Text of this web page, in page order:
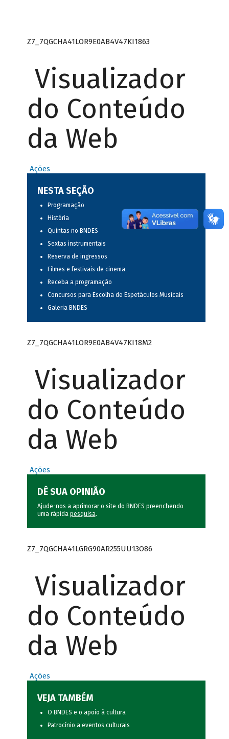
Z7_7QGCHA41LOR9E0AB4V47KI1863
Visualizador
do Conteúdo
da Web
Ações
NESTA SEÇÃO
Programação
História
Quintas no BNDES
Sextas instrumentais
Reserva de ingressos
Filmes e festivais de cinema
Receba a programação
Concursos para Escolha de Espetáculos Musicais
Galeria BNDES
Z7_7QGCHA41LOR9E0AB4V47KI18M2
Visualizador
do Conteúdo
da Web
Ações
DÊ SUA OPINIÃO
Ajude-nos a aprimorar o site do BNDES preenchendo
uma rápida pesquisa.
Z7_7QGCHA41LGRG90AR255UU13O86
Visualizador
do Conteúdo
da Web
Ações
VEJA TAMBÉM
O BNDES e o apoio à cultura
Patrocínio a eventos culturais